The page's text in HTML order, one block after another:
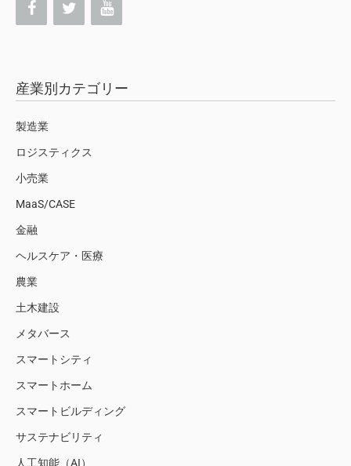
産業別カテゴリー
製造業
ロジスティクス
小売業
MaaS/CASE
金融
ヘルスケア・医療
農業
土木建設
メタバース
スマートシティ
スマートホーム
スマートビルディング
サステナビリティ
人工知能（AI）